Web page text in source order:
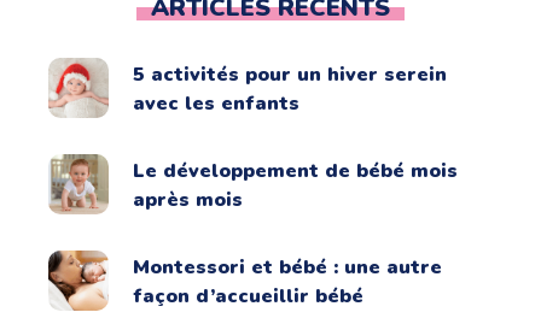
ARTICLES RÉCENTS
5 activités pour un hiver serein
avec les enfants
Le développement de bébé mois
après mois
Montessori et bébé : une autre
façon d’accueillir bébé